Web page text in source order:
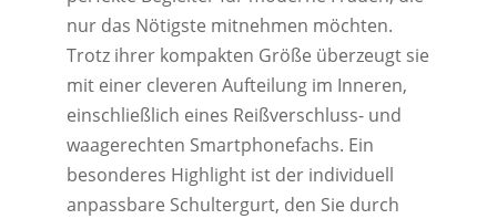
nur das Nötigste mitnehmen möchten.
Trotz ihrer kompakten Größe überzeugt sie
mit einer cleveren Aufteilung im Inneren,
einschließlich eines Reißverschluss- und
waagerechten Smartphonefachs. Ein
besonderes Highlight ist der individuell
anpassbare Schultergurt, den Sie durch